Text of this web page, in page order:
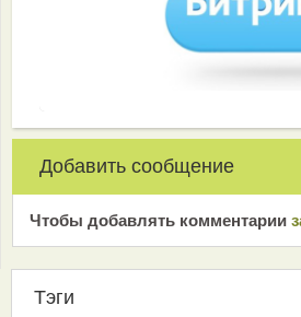
Добавить сообщение
Чтобы добавлять комментарии
Тэги